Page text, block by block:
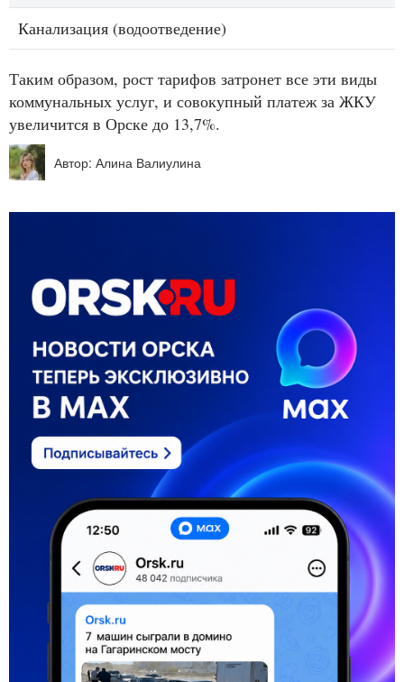
Канализация (водоотведение)
Таким образом, рост тарифов затронет все эти виды
коммунальных услуг, и совокупный платеж за ЖКУ
увеличится в Орске до 13,7%.
Автор: Алина Валиулина